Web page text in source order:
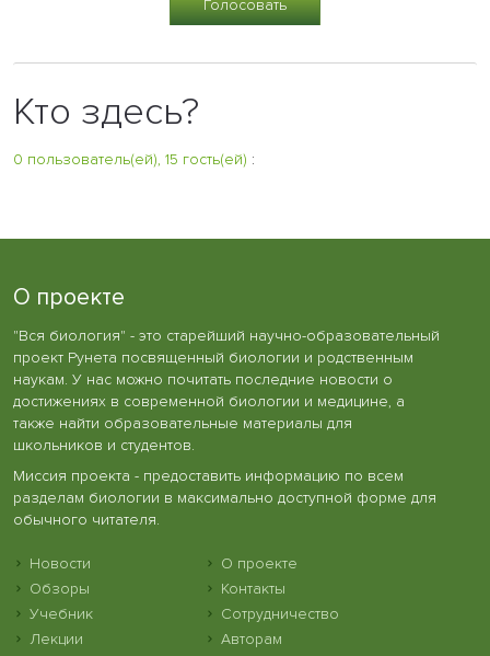
Кто здесь?
0 пользователь(ей), 15 гость(ей) :
О проекте
"Вся биология" - это старейший научно-образовательный
проект Рунета посвященный биологии и родственным
наукам. У нас можно почитать последние новости о
достижениях в современной биологии и медицине, а
также найти образовательные материалы для
школьников и студентов.
Миссия проекта - предоставить информацию по всем
разделам биологии в максимально доступной форме для
обычного читателя.
Новости
Обзоры
Учебник
Лекции
О проекте
Контакты
Сотрудничество
Авторам